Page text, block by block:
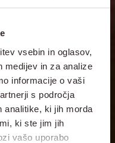
vsebin in oglasov,
medijev in za analize
informacije o vaši
s področja
analitike, ki jih morda
ki ste jim jih
vašo uporabo